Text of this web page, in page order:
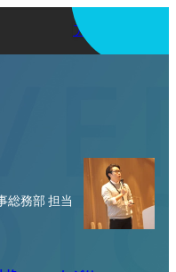
アプリを使う
総務部 担当